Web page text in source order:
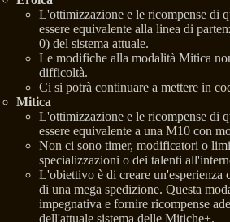
L'ottimizzazione e le ricompense di
essere equivalente alla linea di
0) del sistema attuale.
Le modifiche alla modalità Mitica
difficoltà.
Ci si potrà continuare a mettere in
Mitica
L'ottimizzazione e le ricompense di
essere equivalente a una M10 con
Non ci sono timer, modificatori o
specializzazioni o dei talenti
L'obiettivo è di creare
di una mega spedizione. Questa
impegnativa e fornire ricompense
dell'attuale sistema delle Mitiche+.